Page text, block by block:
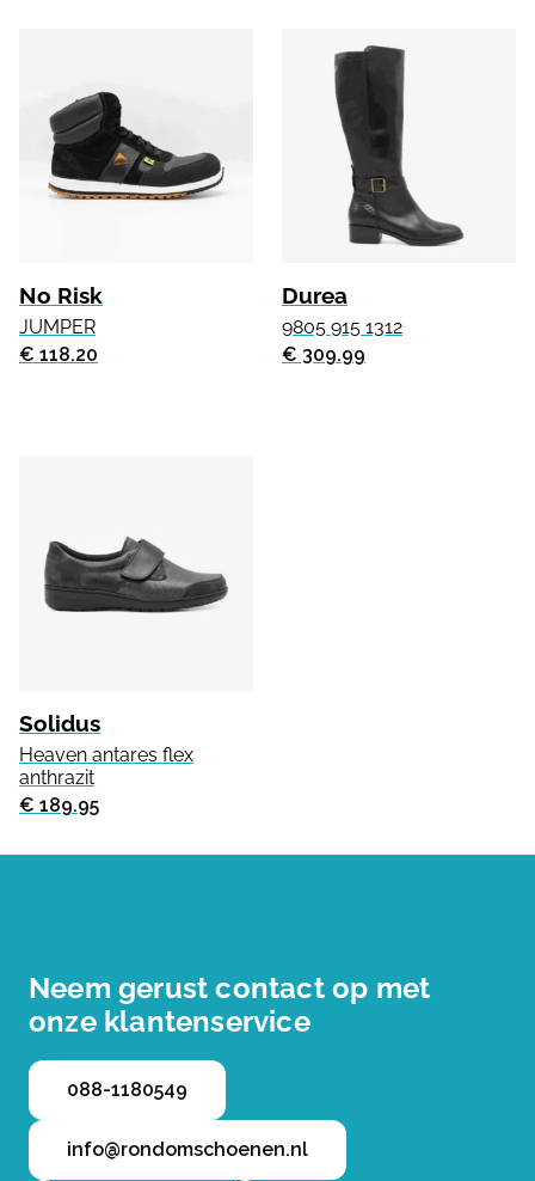
No Risk
JUMPER
€ 118.20
Durea
9805 915 1312
€ 309.99
Solidus
Heaven antares flex
anthrazit
€ 189.95
Neem gerust contact op met
onze klantenservice
088-1180549
info@rondomschoenen.nl